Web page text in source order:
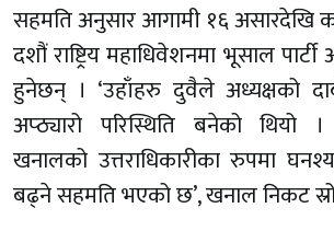
सहमति अनुसार आगामी १६ असारदेखि
दशौं राष्ट्रिय महाधिवेशनमा भूसाल
हुनेछन् । ‘उहाँहरु दुवैले अध्यक्षको
अप्ठ्यारो परिस्थिति बनेको थियो
खनालको उत्तराधिकारीका रुपमा
बढ्ने सहमति भएको छ’, खनाल निकट